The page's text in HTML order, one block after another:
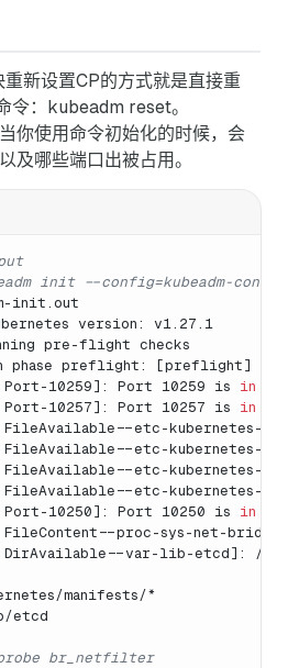
新设置CP的方式就是直接重
令：kubeadm reset。
你使用命令初始化的时候，会
及哪些端口出被占用。
init --config=kubeadm-
init.out
version: v1.27.1
pre-flight checks
phase preflight: [preflight]
10259]: Port 10259 is
in
10257]: Port 10257 is
in
etc-kubernetes-
etc-kubernetes-
etc-kubernetes-
etc-kubernetes-
10250]: Port 10250 is
in
proc-sys-net-
var-lib-etcd]: /
manifests/*
br_netfilter